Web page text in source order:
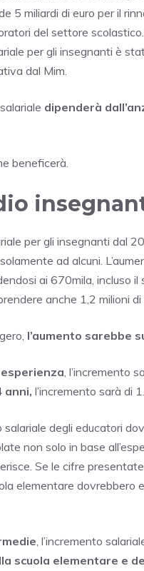
5 miliardi di euro per il
del settore
per gli insegnanti è
dal Mim.
dipenderà
beneficerà.
per gli insegnanti dal
ad alcuni.
ai 670mila, incluso
anche 1,2 milioni di
l’aumento sarebbe
, l’incremento
anni, l’incremento sarà di
degli educatori
non solo in base
Se le cifre
elementare dovrebbero
, l’incremento
scuola elementare e